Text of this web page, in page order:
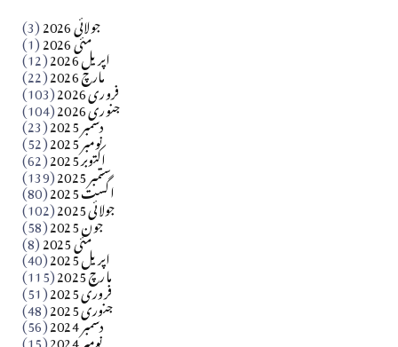
آزاد کشمیر جیسے احتجاج کی ضرورت ہے؟ از،،، ظہیرالدین
جولائی 2026 (3) مئی 2026 (1) اپریل 2026 (12) مارچ 2026 (22) فروری 2026 (103) جنوری 2026 (104) دسمبر 2025 (23) نومبر 2025 (52) اکتوبر 2025 (62) ستمبر 2025 (139) اگست 2025 (80) جولائی 2025 (102) جون 2025 (58) مئی 2025 (8) اپریل 2025 (40) مارچ 2025 (115) فروری 2025 (51) جنوری 2025 (48) دسمبر 2024 (56) نومبر 2024 (15)